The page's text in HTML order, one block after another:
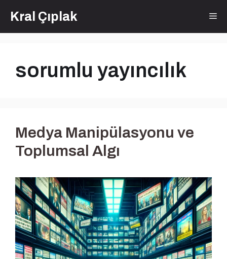
atlaKral Çıplak
sorumlu yayıncılık
Medya Manipülasyonu ve
Toplumsal Algı